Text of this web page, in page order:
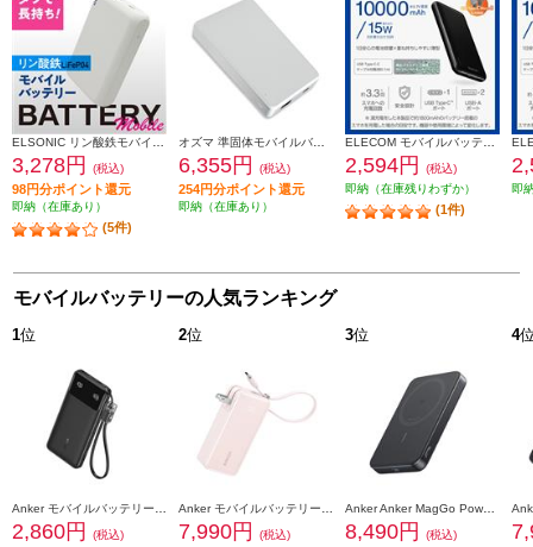
3,278円 (税込)
98円分ポイント還元
即納（在庫あり）
(5件)
6,355円 (税込)
254円分ポイント還元
即納（在庫あり）
2,594円
(税込)
即納（在庫残りわずか）
(1件)
即
モバイルバッテリーの人気ランキング
1位
2,860円 (税込)
2位
7,990円 (税込)
3位
8,490円 (税込)
4